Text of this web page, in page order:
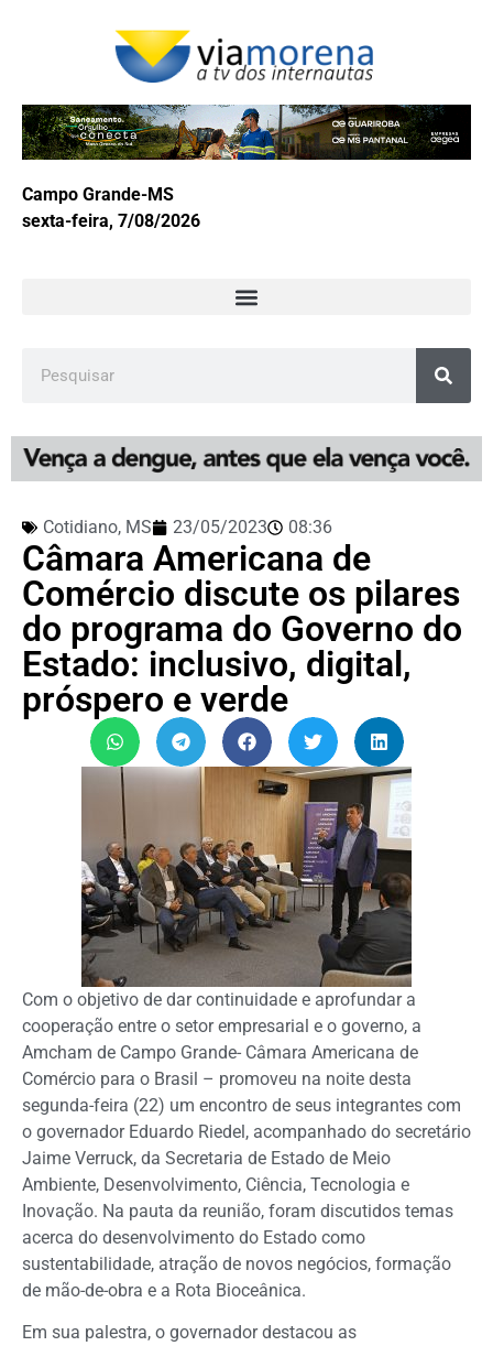
Campo Grande-MS
sexta-feira, 7/08/2026
Cotidiano, MS 23/05/2023 08:36
Câmara Americana de
Comércio discute os pilares
do programa do Governo do
Estado: inclusivo, digital,
próspero e verde
Com o objetivo de dar continuidade e aprofundar a
cooperação entre o setor empresarial e o governo, a
Amcham de Campo Grande- Câmara Americana de
Comércio para o Brasil – promoveu na noite desta
segunda-feira (22) um encontro de seus integrantes com
o governador Eduardo Riedel, acompanhado do secretário
Jaime Verruck, da Secretaria de Estado de Meio
Ambiente, Desenvolvimento, Ciência, Tecnologia e
Inovação. Na pauta da reunião, foram discutidos temas
acerca do desenvolvimento do Estado como
sustentabilidade, atração de novos negócios, formação
de mão-de-obra e a Rota Bioceânica.
Em sua palestra, o governador destacou as